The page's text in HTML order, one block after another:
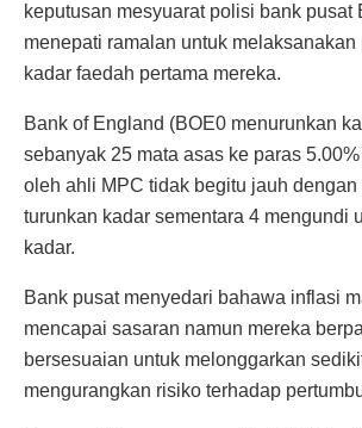
keputusan mesyuarat polisi bank pusat
menepati ramalan untuk melaksanakan
kadar faedah pertama mereka.
Bank of England (BOE0 menurunkan
sebanyak 25 mata asas ke paras
oleh ahli MPC tidak begitu jauh
turunkan kadar sementara 4 mengundi
kadar.
Bank pusat menyedari bahawa inflasi
mencapai sasaran namun mereka
bersesuaian untuk melonggarkan
mengurangkan risiko terhadap